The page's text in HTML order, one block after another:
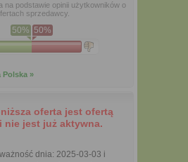
na podstawie opinii użytkowników o
sprzedawcy.
50% 50%
Polska »
oferta jest ofertą
nie jest już aktywna.
dnia: 2025-03-03 i